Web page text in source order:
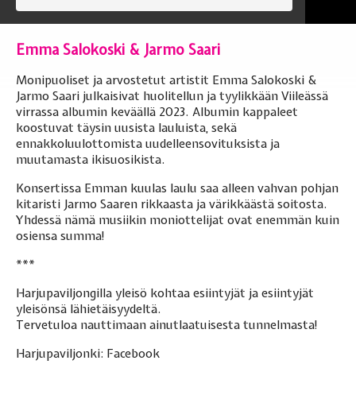
Emma Salokoski & Jarmo Saari
Monipuoliset ja arvostetut artistit Emma Salokoski &
Jarmo Saari julkaisivat huolitellun ja tyylikkään Viileässä
virrassa albumin keväällä 2023. Albumin kappaleet
koostuvat täysin uusista lauluista, sekä
ennakkoluulottomista uudelleensovituksista ja
muutamasta ikisuosikista.
Konsertissa Emman kuulas laulu saa alleen vahvan pohjan
kitaristi Jarmo Saaren rikkaasta ja värikkäästä soitosta.
Yhdessä nämä musiikin moniottelijat ovat enemmän kuin
osiensa summa!
***
Harjupaviljongilla yleisö kohtaa esiintyjät ja esiintyjät
yleisönsä lähietäisyydeltä.
Tervetuloa nauttimaan ainutlaatuisesta tunnelmasta!
Harjupaviljonki: Facebook